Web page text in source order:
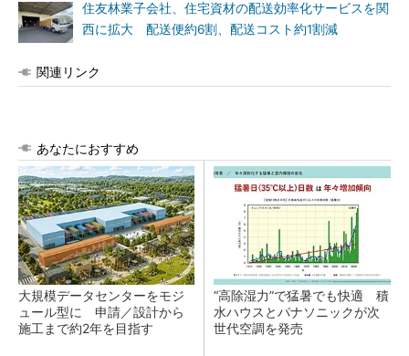
住友林業子会社、住宅資材の配送効率化サービスを関
西に拡大 配送便約6割、配送コスト約1割減
関連リンク
あなたにおすすめ
大規模データセンターをモジ
ュール型に 申請／設計から
施工まで約2年を目指す
“高除湿力”で猛暑でも快適 積
水ハウスとパナソニックが次
世代空調を発売